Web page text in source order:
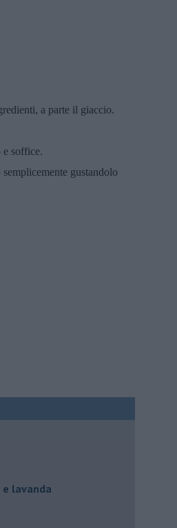
a parte il giaccio.
e soffice.
gustandolo
lavanda